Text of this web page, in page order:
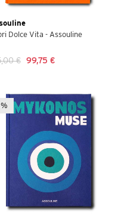
Dolce Vita - Assouline
€ 99,75 €